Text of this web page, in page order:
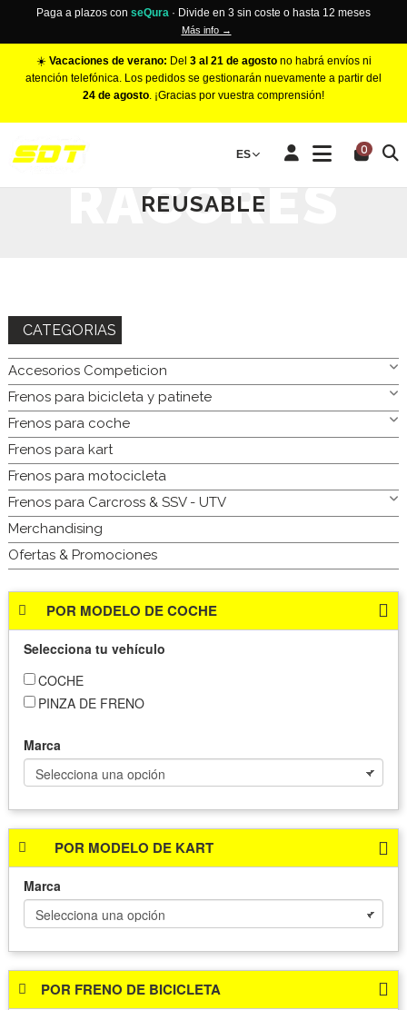
Paga a plazos con seQura · Divide en 3 sin coste o hasta 12 meses
Más info →
☀️ Vacaciones de verano: Del 3 al 21 de agostono habrá envíos ni
atención telefónica. Los pedidos se gestionarán nuevamente a partir del
24 de agosto. ¡Gracias por vuestra comprensión!
ES 0
RACORES
REUSABLE
RACORES
REUSABLE
CATEGORIAS
Accesorios Competicion
Frenos para bicicleta y patinete
Frenos para coche
Frenos para kart
Frenos para motocicleta
Frenos para Carcross & SSV - UTV
Merchandising
Ofertas & Promociones
POR MODELO DE COCHE
Selecciona tu vehículo
COCHE
PINZA DE FRENO
Marca
POR MODELO DE KART
Marca
POR FRENO DE BICICLETA